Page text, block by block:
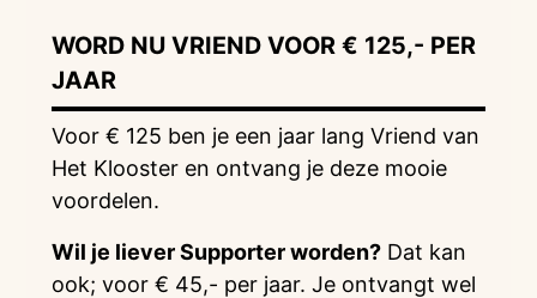
WORD NU VRIEND VOOR € 125,- PER
JAAR
Voor € 125 ben je een jaar lang Vriend van
Het Klooster en ontvang je deze mooie
voordelen.
Wil je liever Supporter worden?Dat kan
ook; voor € 45,- per jaar. Je ontvangt wel